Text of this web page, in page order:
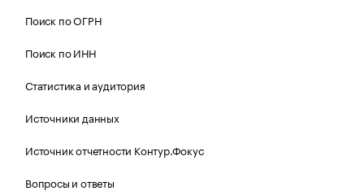
Поиск по ОГРН
Поиск по ИНН
Статистика и аудитория
Источники данных
Источник отчетности Контур.Фокус
Вопросы и ответы